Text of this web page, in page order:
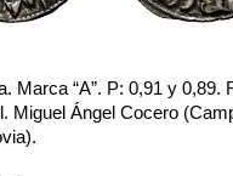
Marca “A”. P: 0,91 y 0,89.
Miguel Ángel Cocero